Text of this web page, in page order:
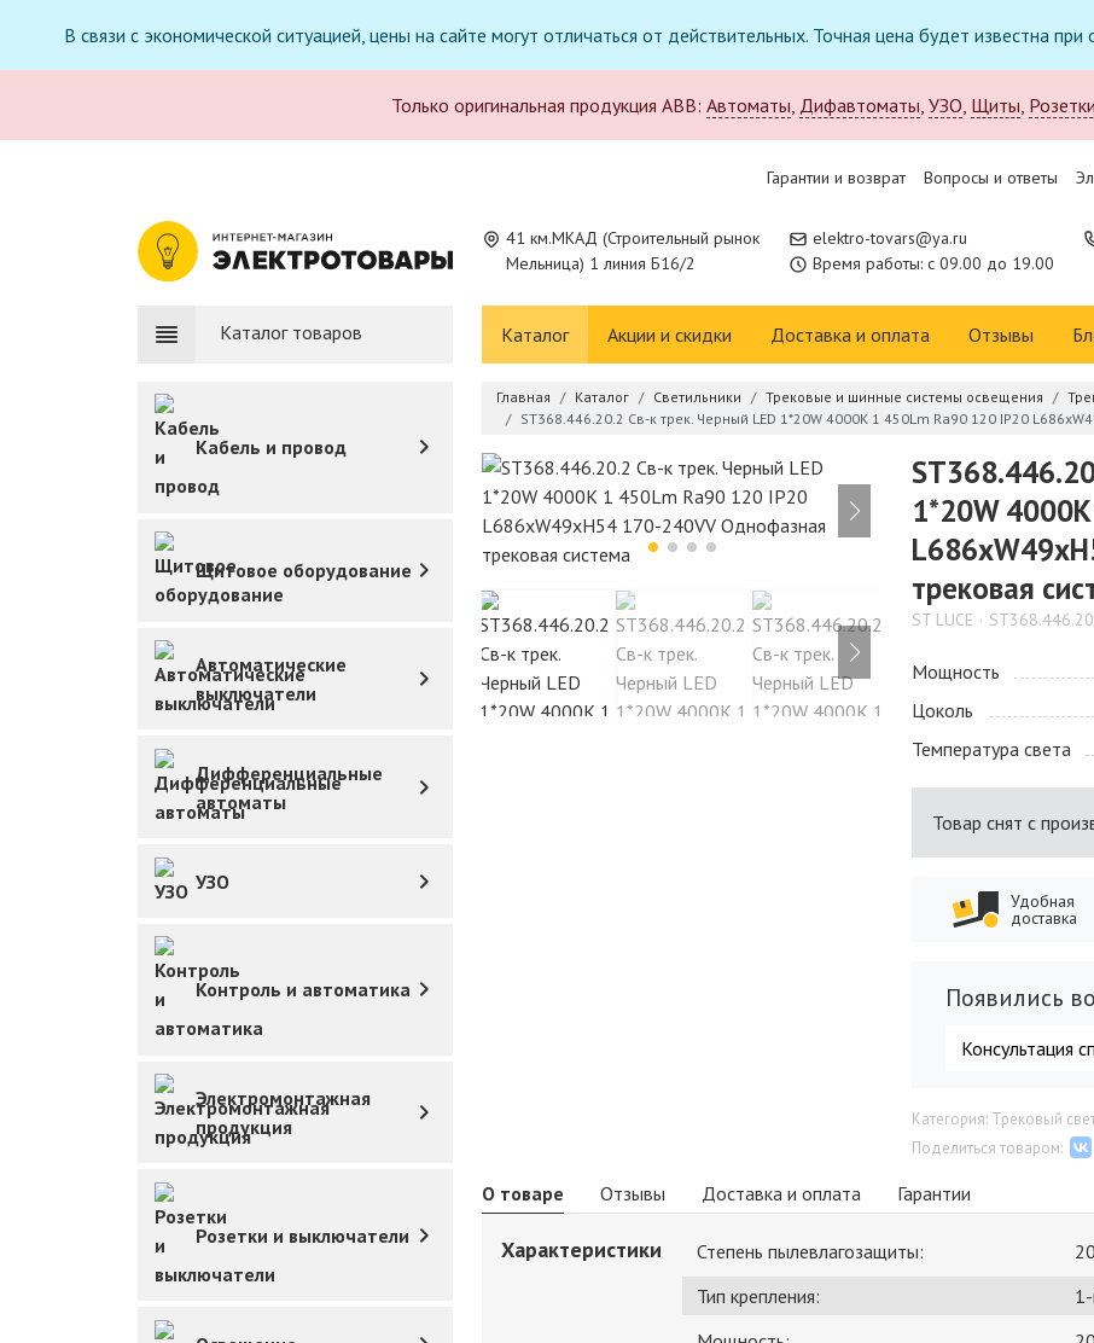
В связи с экономической ситуацией, цены на сайте могут отличаться от действительных. Точная цена будет известна
Только оригинальная продукция ABB: Автоматы, Дифавтоматы, УЗО, Щиты,
Гарантии и возврат Вопросы и ответы
41 км.МКАД (Строительный рынок
Мельница) 1 линия Б16/2
elektro-tovars@ya.ru
Время работы: с 09.00 до 19.00
Каталог товаров Каталог Акции и скидки Доставка и оплата Отзывы
Кабель и провод
Щитовое оборудование
Автоматические
выключатели
Дифференциальные
автоматы
УЗО
Контроль и автоматика
Электромонтажная
продукция
Розетки и выключатели
Главная Каталог Светильники Трековые и шинные системы освещения
ST368.446.20.2 Св-к трек. Черный LED 1*20W 4000K 1 450Lm Ra90 120 IP20
1*20W
трековая
ST LUCE
Мощность
Цоколь
Температура света
Товар снят с
Удобная
доставка
Появились
Консультация
Категория: Трековый
Поделиться товаром:
О товаре Отзывы Доставка и оплата Гарантии
Характеристики Степень пылевлагозащиты:
20
Тип крепления: